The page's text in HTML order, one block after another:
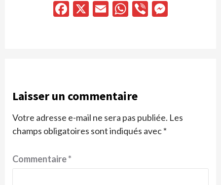
Facebook
X EmailWhatsApp
Viber
Laisser un commentaire
Votre adresse e-mail ne sera pas publiée. Les
champs obligatoires sont indiqués avec*
Commentaire*